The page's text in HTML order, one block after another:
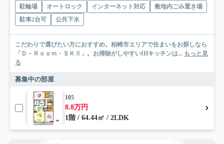
駐輪場 オートロック インターネット対応
敷地内ごみ置き場
駐車2台可
公共下水
こだわりで選びたい方におすすめ。柏崎市エリアで住まいをお探しなら
「Ｄ－Ｒｏｏｍ・ＳＫⅡ」。お掃除がしやすいIHキッチンは... もっと見
る
募集中の部屋
105
8.8万円
1階 / 64.44㎡ / 2LDK